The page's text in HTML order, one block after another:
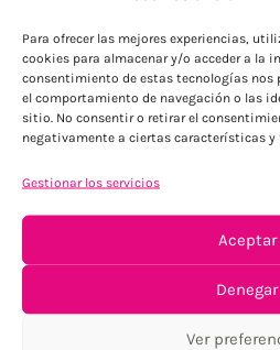
Para ofrecer las mejores experiencias,
cookies para almacenar y/o acceder a la
consentimiento de estas tecnologías nos
el comportamiento de navegación o las
sitio. No consentir o retirar el
negativamente a ciertas características y
Gestionar los servicios
Aceptar
Denegar
Ver
Tu confianza,